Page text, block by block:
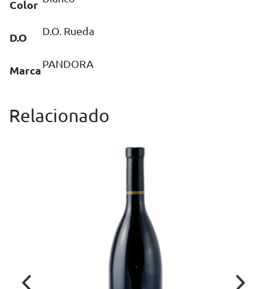
Color
D.O
D.O. Rueda
Marca
PANDORA
Relacionado